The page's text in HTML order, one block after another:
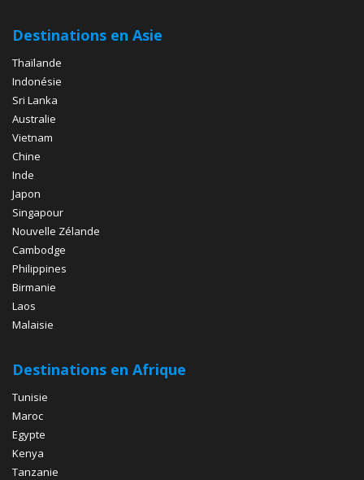
Destinations en Asie
Thaïlande
Indonésie
Sri Lanka
Australie
Vietnam
Chine
Inde
Japon
Singapour
Nouvelle Zélande
Cambodge
Philippines
Birmanie
Laos
Malaisie
Destinations en Afrique
Tunisie
Maroc
Egypte
Kenya
Tanzanie